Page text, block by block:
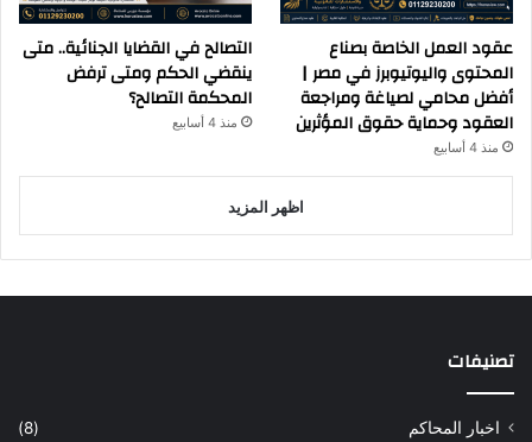
عقود العمل الخاصة بصناع
المحتوى واليوتيوبرز في مصر |
أفضل محامي لصياغة ومراجعة
العقود وحماية حقوق المؤثرين
منذ 4 أسابيع
التصالح في القضايا الجنائية.. متى
ينقضي الحكم ومتى ترفض
المحكمة التصالح؟
منذ 4 أسابيع
اظهر المزيد
تصنيفات
اخبار المحاكم
(8)